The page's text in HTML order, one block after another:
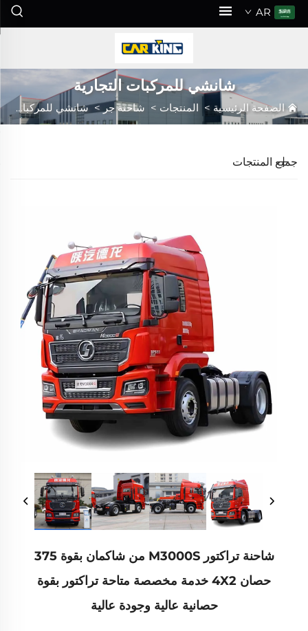
AR
شانشي للمركبات التجارية
الصفحة الرئيسية > المنتجات > شاحنة جر>شانشي للمركبات التجارية
جميع المنتجات
شاحنة تراكتور M3000S من شاكمان بقوة 375
حصان 4X2 خدمة مخصصة متاحة تراكتور بقوة
حصانية عالية وجودة عالية